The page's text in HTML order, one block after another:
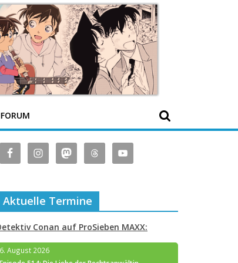
Aktuelle Termine
Conan auf ProSieben MAXX:
6. August 2026